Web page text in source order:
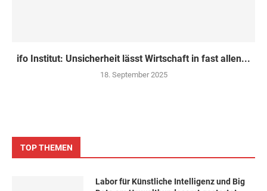
ifo Institut: Unsicherheit lässt Wirtschaft in fast allen...
18. September 2025
TOP THEMEN
Labor für Künstliche Intelligenz und Big